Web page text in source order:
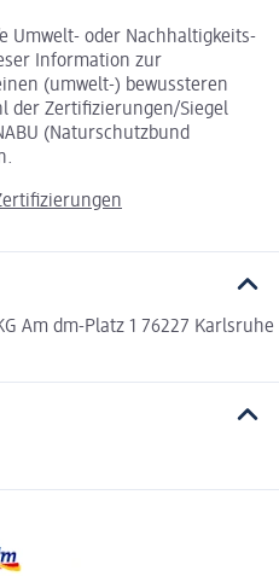
Umwelt- oder Nachhaltigkeits-
Information zur
(umwelt-) bewussteren
der Zertifizierungen/Siegel
(Naturschutzbund
Am dm-Platz 1 76227 Karlsruhe